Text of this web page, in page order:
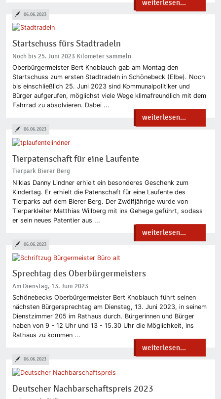
weiterlesen...
Startschuss fürs Stadtradeln
Noch bis 25. Juni 2023 Kilometer sammeln
Oberbürgermeister Bert Knoblauch gab am Montag den
Startschuss zum ersten Stadtradeln in Schönebeck (Elbe). Noch
bis einschließlich 25. Juni 2023 sind Kommunalpolitiker und
Bürger aufgerufen, möglichst viele Wege klimafreundlich mit dem
Fahrrad zu absolvieren. Dabei ...
weiterlesen...
06.06.2023
Tierpatenschaft für eine Laufente
Tierpark Bierer Berg
Niklas Danny Lindner erhielt ein besonderes Geschenk zum
Kindertag. Er erhielt die Patenschaft für eine Laufente des
Tierparks auf dem Bierer Berg. Der Zwölfjährige wurde von
Tierparkleiter Matthias Willberg mit ins Gehege geführt, sodass
er sein neues Patentier aus ...
weiterlesen...
06.06.2023
Sprechtag des Oberbürgermeisters
Am Dienstag, 13. Juni 2023
Schönebecks Oberbürgermeister Bert Knoblauch führt seinen
nächsten Bürgersprechtag am Dienstag, 13. Juni 2023, in seinem
Dienstzimmer 205 im Rathaus durch. Bürgerinnen und Bürger
haben von 9 - 12 Uhr und 13 - 15.30 Uhr die Möglichkeit, ins
Rathaus zu kommen ...
weiterlesen...
06.06.2023
Deutscher Nachbarschaftspreis 2023
06.06.2023